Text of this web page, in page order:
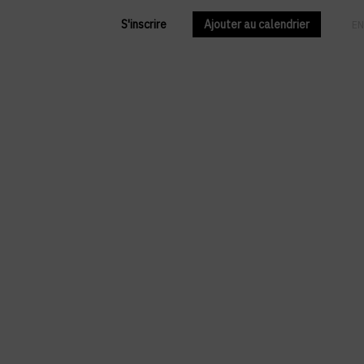
S'inscrire Ajouter au calendrier